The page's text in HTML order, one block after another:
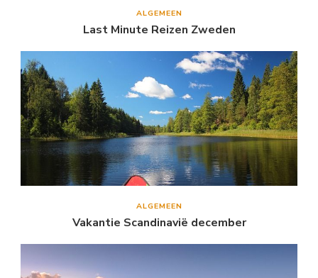
ALGEMEEN
Last Minute Reizen Zweden
ALGEMEEN
Vakantie Scandinavië december